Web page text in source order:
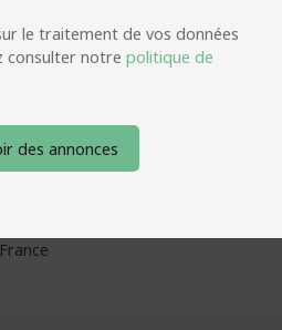
le traitement de vos données
consulter notre politique de
des annonces